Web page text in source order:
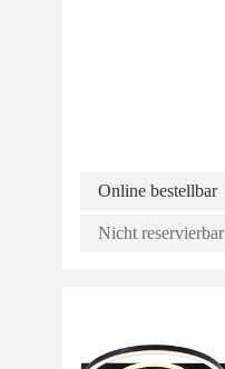
Online bestellbar
Nicht reservierbar